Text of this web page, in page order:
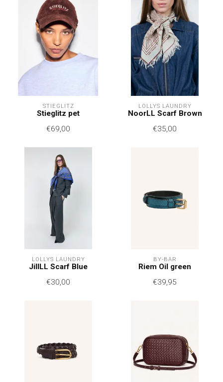
STIEGLITZ
Stieglitz pet
€69,00
LOLLYS LAUNDRY
NoorLL Scarf Brown
€35,00
LOLLYS LAUNDRY
JillLL Scarf Blue
€30,00
BY-BAR
Riem Oil green
€39,95